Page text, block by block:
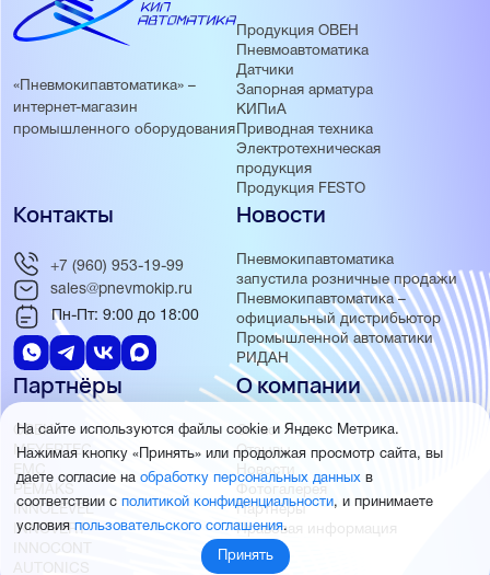
«Пневмокипавтоматика» –
интернет-магазин
промышленного оборудования
Продукция ОВЕН
Пневмоавтоматика
Датчики
Запорная арматура
КИПиА
Приводная техника
Электротехническая
продукция
Продукция FESTO
Новости
Пневмокипавтоматика
запустила розничные продажи
Пневмокипавтоматика –
официальный дистрибьютор
Промышленной автоматики
РИДАН
Партнёры
ОВЕН
MEYERTEC
EMC
PEMAKS
INNOLEVEL
INNOVERT
INNOCONT
AUTONICS
О компании
О нас
Отзывы
Новости
Фотогалерея
Партнёры
Правовая информация
Контакты
+7 (960) 953-19-99
sales@pnevmokip.ru
Пн-Пт: 9:00 до 18:00
На сайте используются файлы cookie и Яндекс Метрика.
Нажимая кнопку «Принять» или продолжая просмотр сайта, вы
даете согласие на обработку персональных данных в
соответствии с политикой конфиденциальности, и принимаете
условияпользовательского соглашения.
Принять